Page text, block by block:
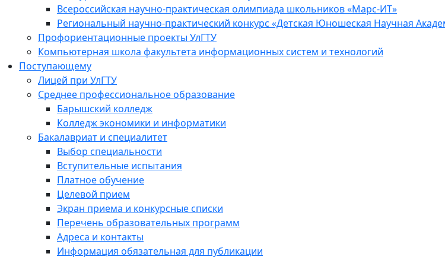
Всероссийская научно-практическая олимпиада школьников «Марс-ИТ»
Региональный научно-практический конкурс «Детская Юношеская Научная
Профориентационные проекты УлГТУ
Компьютерная школа факультета информационных систем и технологий
Поступающему
Лицей при УлГТУ
Среднее профессиональное образование
Барышский колледж
Колледж экономики и информатики
Бакалавриат и специалитет
Выбор специальности
Вступительные испытания
Платное обучение
Целевой прием
Экран приема и конкурсные списки
Перечень образовательных программ
Адреса и контакты
Информация обязательная для публикации